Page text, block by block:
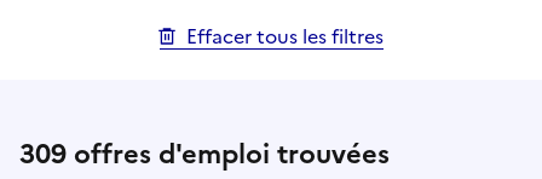
Effacer tous les filtres
309 offres d'emploi trouvées